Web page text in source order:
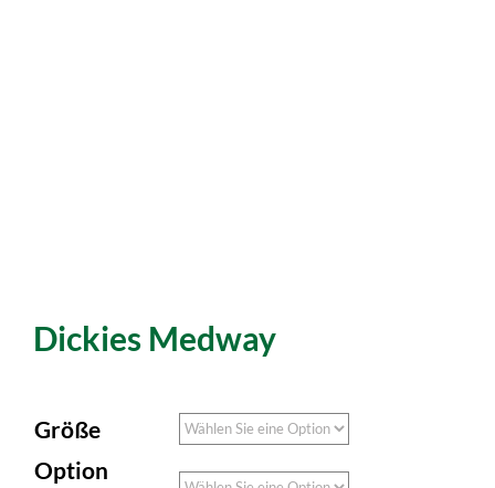
Dickies Medway
Größe
Option